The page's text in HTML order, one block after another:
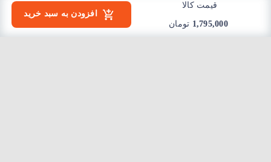
قیمت کالا
1,795,000 تومان
افزودن به سبد خرید